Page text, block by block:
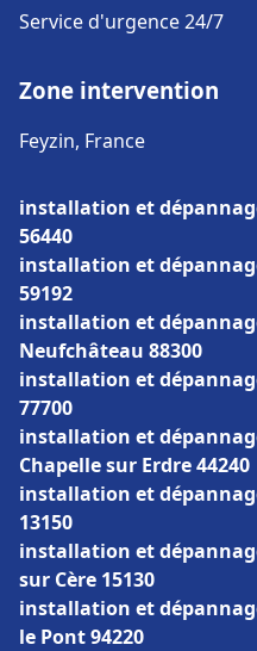
Service d'urgence 24/7
Zone intervention
Feyzin, France
installation et
56440
installation et
59192
installation et
Neufchâteau 88300
installation et
77700
installation et
Chapelle sur Erdre 44240
installation et
13150
installation et
sur Cère 15130
installation et
le Pont 94220